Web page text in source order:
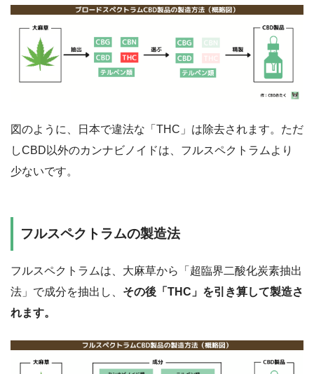
図のように、日本で違法な「THC」は除去されます。ただ
しCBD以外のカンナビノイドは、フルスペクトラムより
少ないです。
フルスペクトラムの製造法
フルスペクトラムは、大麻草から「超臨界二酸化炭素抽出
法」で成分を抽出し、 その後「THC」を引き算して製造さ
れます。